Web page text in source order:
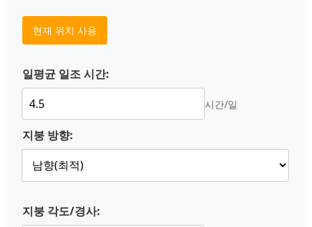
현재 위치 사용
일평균 일조 시간:
시간/일
지붕 방향:
지붕 각도/경사: